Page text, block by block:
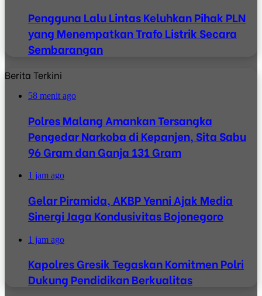
Pengguna Lalu Lintas Keluhkan Pihak PLN
yang Menempatkan Trafo Listrik Secara
Sembarangan
Berita Terkini
58 menit ago
Polres Malang Amankan Tersangka
Pengedar Narkoba di Kepanjen, Sita Sabu
96 Gram dan Ganja 131 Gram
1 jam ago
Gelar Piramida, AKBP Yenni Ajak Media
Sinergi Jaga Kondusivitas Bojonegoro
1 jam ago
Kapolres Gresik Tegaskan Komitmen Polri
Dukung Pendidikan Berkualitas